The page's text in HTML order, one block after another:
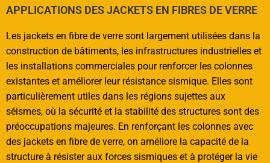
APPLICATIONS DES JACKETS EN FIBRES DE VERRE
Les jackets en fibre de verre sont largement utilisées dans la
construction de bâtiments, les infrastructures industrielles et
les installations commerciales pour renforcer les colonnes
existantes et améliorer leur résistance sismique. Elles sont
particulièrement utiles dans les régions sujettes aux
séismes, où la sécurité et la stabilité des structures sont des
préoccupations majeures. En renforçant les colonnes avec
des jackets en fibre de verre, on améliore la capacité de la
structure à résister aux forces sismiques et à protéger la vie